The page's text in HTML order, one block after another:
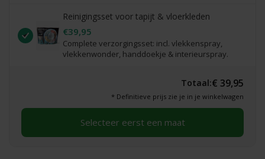
Reinigingsset voor tapijt & vloerkleden
€39,95
Complete verzorgingsset: incl. vlekkenspray,
vlekkenwonder, handdoekje & interieurspray.
Totaal:€ 39,95
* Definitieve prijs zie je in je winkelwagen
Selecteer eerst een maat